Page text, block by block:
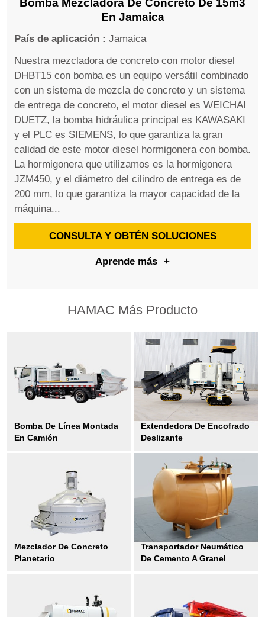
Bomba Mezcladora De Concreto De 15m3
En Jamaica
País de aplicación : Jamaica
Nuestra mezcladora de concreto con motor diesel
DHBT15 con bomba es un equipo versátil combinado
con un sistema de mezcla de concreto y un sistema
de entrega de concreto, el motor diesel es WEICHAI
DUETZ, la bomba hidráulica principal es KAWASAKI
y el PLC es SIEMENS, lo que garantiza la gran
calidad de este motor diesel hormigonera con bomba.
La hormigonera que utilizamos es la hormigonera
JZM450, y el diámetro del cilindro de entrega es de
200 mm, lo que garantiza la mayor capacidad de la
máquina...
CONSULTA Y OBTÉN SOLUCIONES
Aprende más +
HAMAC Más Producto
Bomba De Línea Montada
En Camión
Extendedora De Encofrado
Deslizante
Mezclador De Concreto
Planetario
Transportador Neumático
De Cemento A Granel